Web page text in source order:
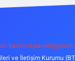
ve İletişim Kurumu